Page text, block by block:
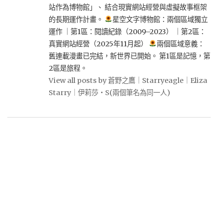
站作為博物館」、 結合現實網站經營與虛擬故事框架
的長期運作計畫。
星空文字博物館：兩個區域獨立
運作 ｜第1區：閱讀紀錄（2009–2023） ｜第2區：
真實網站經營（2025年11月起）
兩個區域意義：
舊連載漫畫已完結，新世界已開始。 第1區是記憶，第
2區是旅程。
View all posts by 蒼野之鷹｜Starryeagle｜Eliza
Starry｜伊莉莎・S(兩個筆名為同一人)